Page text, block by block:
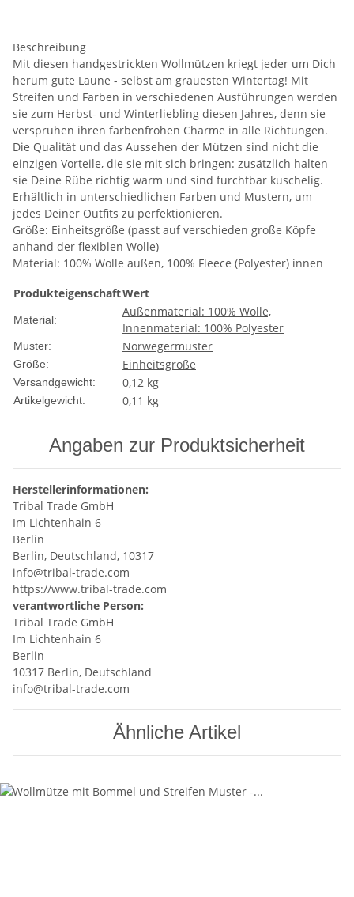
Beschreibung
Mit diesen handgestrickten Wollmützen kriegt jeder um Dich
herum gute Laune - selbst am grauesten Wintertag! Mit
Streifen und Farben in verschiedenen Ausführungen werden
sie zum Herbst- und Winterliebling diesen Jahres, denn sie
versprühen ihren farbenfrohen Charme in alle Richtungen.
Die Qualität und das Aussehen der Mützen sind nicht die
einzigen Vorteile, die sie mit sich bringen: zusätzlich halten
sie Deine Rübe richtig warm und sind furchtbar kuschelig.
Erhältlich in unterschiedlichen Farben und Mustern, um
jedes Deiner Outfits zu perfektionieren.
Größe: Einheitsgröße (passt auf verschieden große Köpfe
anhand der flexiblen Wolle)
Material: 100% Wolle außen, 100% Fleece (Polyester) innen
ProdukteigenschaftWert
Material:
Außenmaterial: 100% Wolle,
Innenmaterial: 100% Polyester
Muster: Norwegermuster
Größe: Einheitsgröße
Versandgewicht: 0,12 kg
Artikelgewicht: 0,11 kg
Angaben zur Produktsicherheit
Herstellerinformationen:
Tribal Trade GmbH
Im Lichtenhain 6
Berlin
Berlin, Deutschland, 10317
info@tribal-trade.com
https://www.tribal-trade.com
verantwortliche Person:
Tribal Trade GmbH
Im Lichtenhain 6
Berlin
10317 Berlin, Deutschland
info@tribal-trade.com
Ähnliche Artikel